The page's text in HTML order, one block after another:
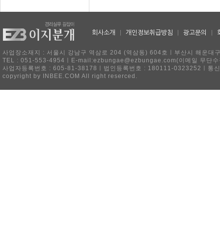
회사소개 개인정보취급방침 광고문의
사업장소재지 : 서울시 강남구 역삼로 204 (역삼동) 604호ㅣ부산시 해운
TEL : 051-553-4954ㅣE-mail:ezbungae@ezbungae.com(이메일 무단수
사업자등록번호 : 605-81-38178ㅣ법인등록번호 : 180111-0323252ㅣ통
copyright by INBEE.COM All right reserced.